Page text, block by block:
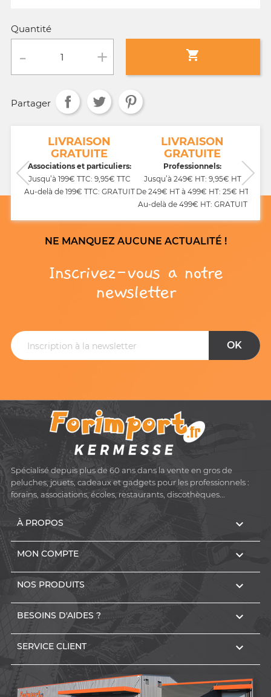
Référence
Conditionnement :
Age :
Quantité

Partager
LIVRAISON
GRATUITE
Associations et particuliers:
Jusqu’à 199€ TTC: 9,95€ TTC
Au-delà de 199€ TTC: GRATUIT
LIVRAISON
GRATUITE
Professionnels:
Jusqu’à 249€ HT: 9,95€ HT
De 249€ HT à 499€ HT: 25€ HT
Au-delà de 499€ HT: GRATUIT
NE MANQUEZ AUCUNE ACTUALITÉ !
Inscrivez-vous a notre
newsletter
Spécialisé depuis plus de 60 ans dans la vente en gros de
peluches, jouets, cadeaux et gadgets pour les professionnels :
forains, associations, écoles, restaurants, discothèques...
À PROPOS 
MON COMPTE 
NOS PRODUITS 
BESOINS D'AIDES ? 
SERVICE CLIENT 